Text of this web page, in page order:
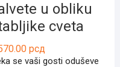
u obliku
cveta
рсд
se vaši gosti oduševe